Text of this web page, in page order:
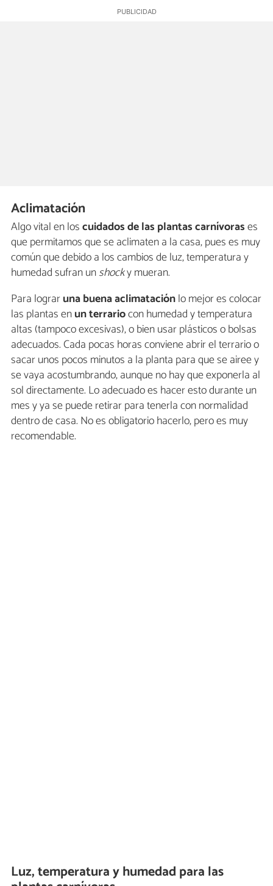
Aclimatación
Algo vital en loscuidados de las plantas carnívorases
que permitamos que se aclimaten a la casa, pues es muy
común que debido a los cambios de luz, temperatura y
humedad sufran unshocky mueran.
Para lograruna buena aclimataciónlo mejor es colocar
las plantas enun terrariocon humedad y temperatura
altas (tampoco excesivas), o bien usar plásticos o bolsas
adecuados. Cada pocas horas conviene abrir el terrario o
sacar unos pocos minutos a la planta para que se airee y
se vaya acostumbrando, aunque no hay que exponerla al
sol directamente. Lo adecuado es hacer esto durante un
mes y ya se puede retirar para tenerla con normalidad
dentro de casa. No es obligatorio hacerlo, pero es muy
recomendable.
Luz, temperatura y humedad para las